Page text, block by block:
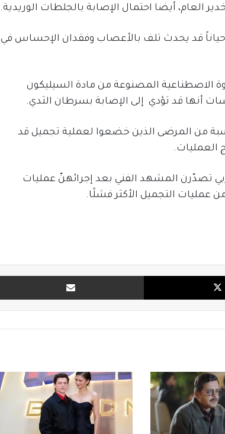
العام، أيضا احتمال الإصابة بالجلطات الوريدية.
قد يحدث تلف بالأعصاب وفقدان الإحساس في
المصنوعة من مادة السيليكون
أنها قد تؤدي إلى الإصابة بسرطان الثدي.
من المرضى الذين خضعوا لعملية تجميل قد
العمليات.
تصدّرن المشهد الفني بعد إجرائهنّ عمليات
عمليات التجميل الأكثر فشلًا.
X